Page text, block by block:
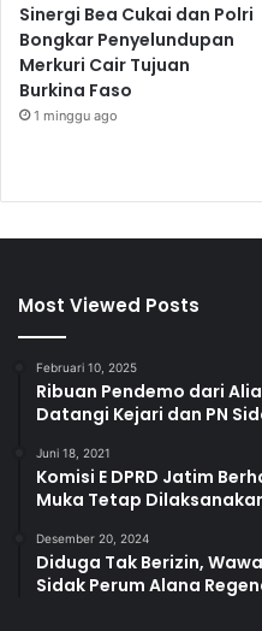
Sinergi Bea Cukai dan Polri
Bongkar Penyelundupan
Merkuri Cair Tujuan
Burkina Faso
1 minggu ago
Most Viewed Posts
Februari 10, 2025
Ribuan Pendemo dari
Datangi Kejari dan PN
Juni 18, 2021
Komisi E DPRD Jatim
Muka Tetap
Desember 20, 2024
Diduga Tak Berizin,
Sidak Perum Alana